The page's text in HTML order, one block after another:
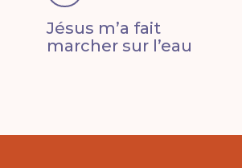
Jésus m’a fait
marcher sur l’eau